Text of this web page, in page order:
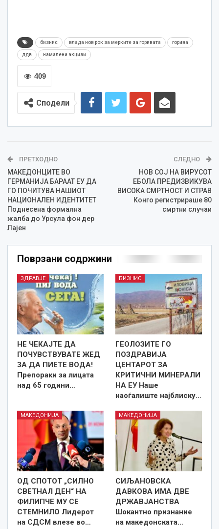
бизнис влада нов рок за мерките за горивата горива
ддв намалени акцизи
409
Сподели
ПРЕТХОДНО
МАКЕДОНЦИТЕ ВО
ГЕРМАНИЈА БАРААТ ЕУ ДА
ГО ПОЧИТУВА НАШИОТ
НАЦИОНАЛЕН ИДЕНТИТЕТ
Поднесена формална
жалба до Урсула фон дер
Лајен
СЛЕДНО
НОВ СОЈ НА ВИРУСОТ
ЕБОЛА ПРЕДИЗВИКУВА
ВИСОКА СМРТНОСТ И СТРАВ
Конго регистрираше 80
смртни случаи
Поврзани содржини
ЗДРАВЈЕ
НЕ ЧЕКАЈТЕ ДА
ПОЧУВСТВУВАТЕ ЖЕД
ЗА ДА ПИЕТЕ ВОДА!
Препораки за лицата
над 65 години…
БИЗНИС
ГЕОЛОЗИТЕ ГО
ПОЗДРАВИЈА
ЦЕНТАРОТ ЗА
КРИТИЧНИ МИНЕРАЛИ
НА ЕУ Наше
наоѓалиште најблиску…
МАКЕДОНИЈА
ОД СПОТОТ „СИЛНО
СВЕТНАЛ ДЕН“ НА
ФИЛИПЧЕ МУ СЕ
СТЕМНИЛО Лидерот
на СДСМ влезе во…
МАКЕДОНИЈА
СИЉАНОВСКА
ДАВКОВА ИМА ДВЕ
ДРЖАВЈАНСТВА
Шокантно признание
на македонската…